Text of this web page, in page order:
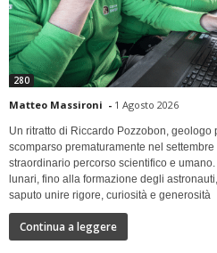
280
Matteo Massironi - 1 Agosto 2026
Un ritratto di Riccardo Pozzobon,
scomparso prematuramente nel
straordinario percorso scientifico e
lunari, fino alla formazione degli
saputo unire rigore, curiosità e generosità
Continua a leggere